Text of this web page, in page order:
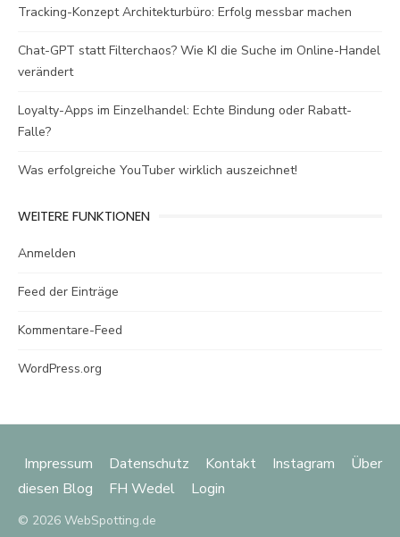
Tracking-Konzept Architekturbüro: Erfolg messbar machen
Chat-GPT statt Filterchaos? Wie KI die Suche im Online-Handel
verändert
Loyalty-Apps im Einzelhandel: Echte Bindung oder Rabatt-
Falle?
Was erfolgreiche YouTuber wirklich auszeichnet!
WEITERE FUNKTIONEN
Anmelden
Feed der Einträge
Kommentare-Feed
WordPress.org
Impressum Datenschutz Kontakt Instagram
Über
diesen Blog
FH Wedel Login
© 2026 WebSpotting.de